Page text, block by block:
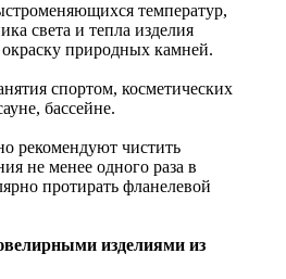
температур,
света и тепла изделия
природных камней.
спортом, косметических
бассейне.
рекомендуют чистить
не менее одного раза в
протирать фланелевой
изделиями из